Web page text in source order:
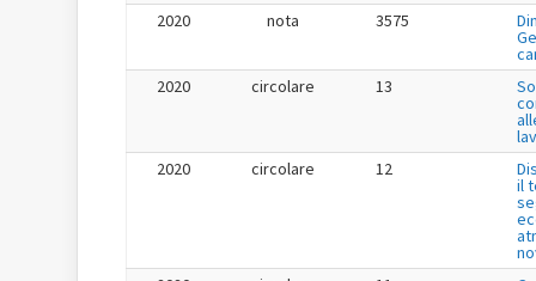
2020
nota 3575
2020
circolare 13
2020
circolare 12
il